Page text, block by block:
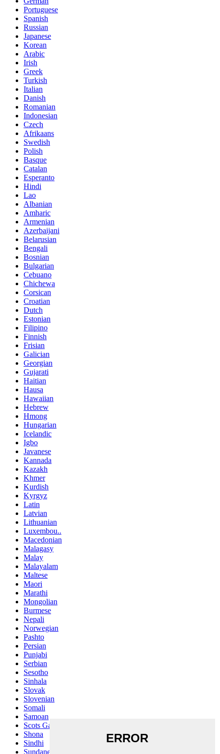
Portuguese
Spanish
Russian
Japanese
Korean
Arabic
Irish
Greek
Turkish
Italian
Danish
Romanian
Indonesian
Czech
Afrikaans
Swedish
Polish
Basque
Catalan
Esperanto
Hindi
Lao
Albanian
Amharic
Armenian
Azerbaijani
Belarusian
Bengali
Bosnian
Bulgarian
Cebuano
Chichewa
Corsican
Croatian
Dutch
Estonian
Filipino
Finnish
Frisian
Galician
Georgian
Gujarati
Haitian
Hausa
Hawaiian
Hebrew
Hmong
Hungarian
Icelandic
Igbo
Javanese
Kannada
Kazakh
Khmer
Kurdish
Kyrgyz
Latin
Latvian
Lithuanian
Luxembou..
Macedonian
Malagasy
Malay
Malayalam
Maltese
Maori
Marathi
Mongolian
Burmese
Nepali
Norwegian
Pashto
Persian
Punjabi
Serbian
Sesotho
Sinhala
Slovak
Slovenian
Somali
Samoan
Scots Gaelic
Shona
Sindhi
Sundanese